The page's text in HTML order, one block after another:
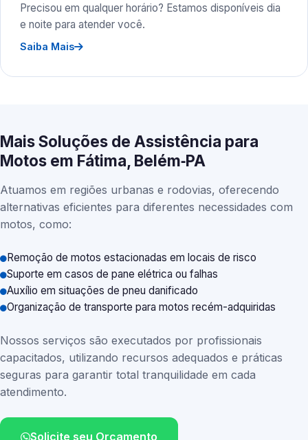
Precisou em qualquer horário? Estamos disponíveis dia
e noite para atender você.
Saiba Mais
Mais Soluções de Assistência para
Motos em Fátima, Belém‑PA
Atuamos em regiões urbanas e rodovias, oferecendo
alternativas eficientes para diferentes necessidades com
motos, como:
Remoção de motos estacionadas em locais de risco
Suporte em casos de pane elétrica ou falhas
Auxílio em situações de pneu danificado
Organização de transporte para motos recém-adquiridas
Nossos serviços são executados por profissionais
capacitados, utilizando recursos adequados e práticas
seguras para garantir total tranquilidade em cada
atendimento.
Solicite seu Orçamento